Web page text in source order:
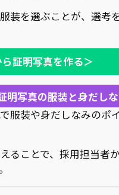
装を選ぶことが、選考
証明写真を作る＞
明写真の服装と身だし
服装や身だしなみのポ
ることで、採用担当者